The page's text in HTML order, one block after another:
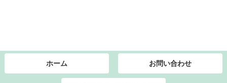
ホーム お問い合わせ